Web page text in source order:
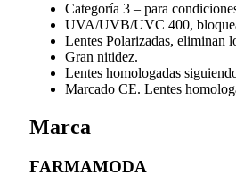
Categoría 3 – para
UVA/UVB/UVC 400,
Lentes Polarizadas, eliminan
Gran nitidez.
Lentes homologadas
Marcado CE. Lentes
Marca
FARMAMODA